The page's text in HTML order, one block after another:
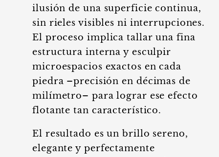
ilusión de una superficie continua,
sin rieles visibles ni interrupciones.
El proceso implica tallar una fina
estructura interna y esculpir
microespacios exactos en cada
piedra –precisión en décimas de
milímetro– para lograr ese efecto
flotante tan característico.
El resultado es un brillo sereno,
elegante y perfectamente